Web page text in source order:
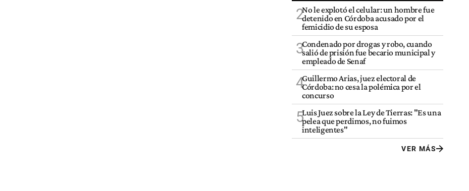
2No le explotó el celular: un hombre fue
detenido en Córdoba acusado por el
femicidio de su esposa
3Condenado por drogas y robo, cuando
salió de prisión fue becario municipal y
empleado de Senaf
4Guillermo Arias, juez electoral de
Córdoba: no cesa la polémica por el
concurso
5Luis Juez sobre la Ley de Tierras: "Es una
pelea que perdimos, no fuimos
inteligentes"
VER MÁS